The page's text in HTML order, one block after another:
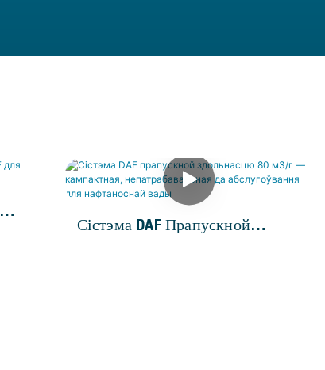
Сістэма DAF Прапускной